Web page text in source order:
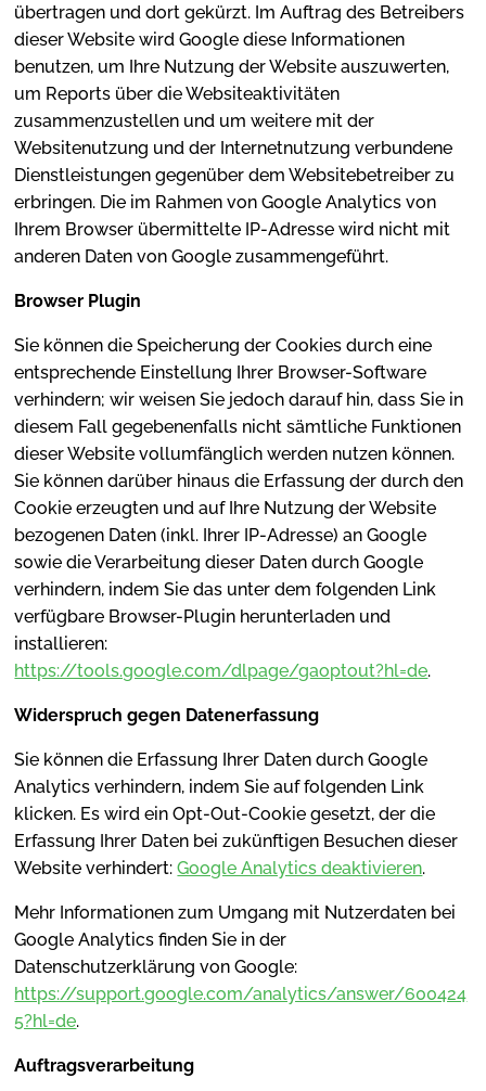
übertragen und dort gekürzt. Im Auftrag des Betreibers
dieser Website wird Google diese Informationen
benutzen, um Ihre Nutzung der Website auszuwerten,
um Reports über die Websiteaktivitäten
zusammenzustellen und um weitere mit der
Websitenutzung und der Internetnutzung verbundene
Dienstleistungen gegenüber dem Websitebetreiber zu
erbringen. Die im Rahmen von Google Analytics von
Ihrem Browser übermittelte IP-Adresse wird nicht mit
anderen Daten von Google zusammengeführt.
Browser Plugin
Sie können die Speicherung der Cookies durch eine
entsprechende Einstellung Ihrer Browser-Software
verhindern; wir weisen Sie jedoch darauf hin, dass Sie in
diesem Fall gegebenenfalls nicht sämtliche Funktionen
dieser Website vollumfänglich werden nutzen können.
Sie können darüber hinaus die Erfassung der durch den
Cookie erzeugten und auf Ihre Nutzung der Website
bezogenen Daten (inkl. Ihrer IP-Adresse) an Google
sowie die Verarbeitung dieser Daten durch Google
verhindern, indem Sie das unter dem folgenden Link
verfügbare Browser-Plugin herunterladen und
installieren:
https://tools.google.com/dlpage/gaoptout?hl=de.
Widerspruch gegen Datenerfassung
Sie können die Erfassung Ihrer Daten durch Google
Analytics verhindern, indem Sie auf folgenden Link
klicken. Es wird ein Opt-Out-Cookie gesetzt, der die
Erfassung Ihrer Daten bei zukünftigen Besuchen dieser
Website verhindert:Google Analytics deaktivieren.
Mehr Informationen zum Umgang mit Nutzerdaten bei
Google Analytics finden Sie in der
Datenschutzerklärung von Google:
https://support.google.com/analytics/answer/600424
5?hl=de.
Auftragsverarbeitung